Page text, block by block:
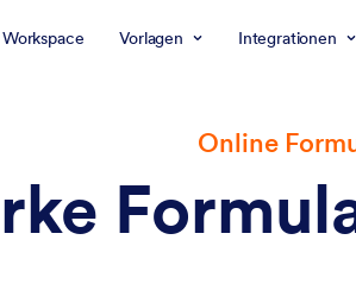
Vorlagen Integrationen
Online